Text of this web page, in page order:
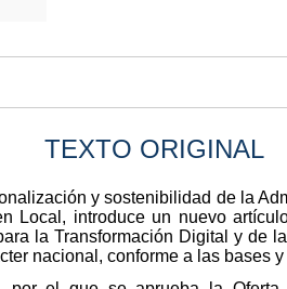
TEXTO ORIGINAL
y sostenibilidad de la
Local, introduce un nuevo
la Transformación Digital y de
nacional, conforme a las bases